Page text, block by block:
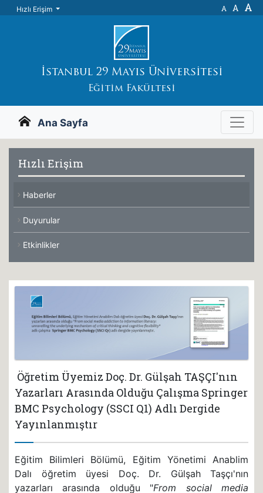
Hızlı Erişim A A A
İstanbul 29 Mayıs Üniversitesi
Eğitim Fakültesi
Ana Sayfa
Hızlı Erişim
Haberler
Duyurular
Etkinlikler
Öğretim Üyemiz Doç. Dr. Gülşah TAŞÇI'nın
Yazarları Arasında Olduğu Çalışma Springer
BMC Psychology (SSCI Q1) Adlı Dergide
Yayınlanmıştır
Eğitim Bilimleri Bölümü, Eğitim Yönetimi Anablim
Dalı öğretim üyesi Doç. Dr. Gülşah Taşçı'nın
yazarları arasında olduğu "From social media